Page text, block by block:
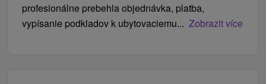
profesionálne prebehla objednávka, platba,
vypísanie podkladov k ubytovaciemu... Zobrazit více